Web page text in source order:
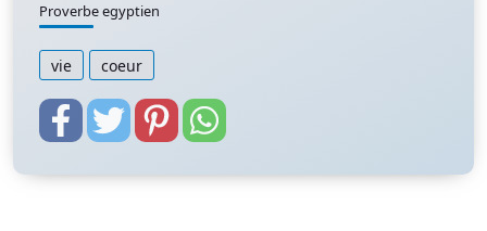
Proverbe egyptien
vie coeur